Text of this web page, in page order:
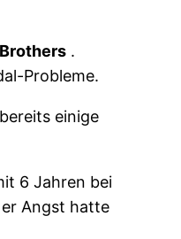
.
Probleme.
einige
6 Jahren bei
Angst hatte